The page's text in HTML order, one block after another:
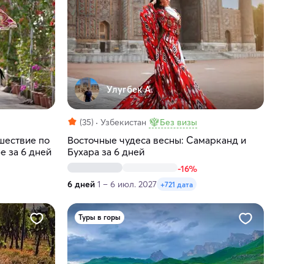
по
за 6 дней
Улугбек А.
(35) Узбекистан Без визы
Восточные чудеса весны: Самарканд и
Бухара за 6 дней
-16%
6 дней 1 – 6 июл. 2027 +721 дата
Туры в горы